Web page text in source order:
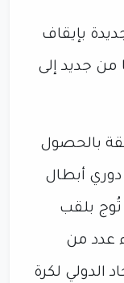
بإيقاف
من جديد إلى
بالحصول
أبطال
تُوج بلقب
عدد من
الدولي لكرة